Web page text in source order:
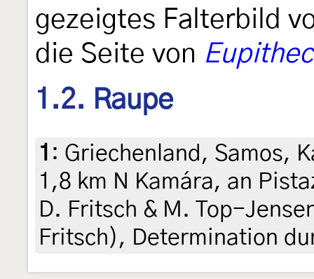
gezeigtes Falterbild
die Seite von
1.2. Raupe
1 : Griechenland, Samos,
1,8 km N Kamára, an
D. Fritsch & M. Top-
Fritsch), Determination